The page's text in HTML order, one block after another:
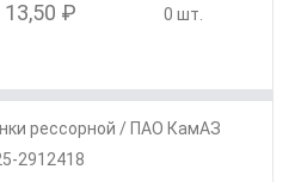
13,50 ₽ 0 шт.
рессорной / ПАО КамАЗ
2912418